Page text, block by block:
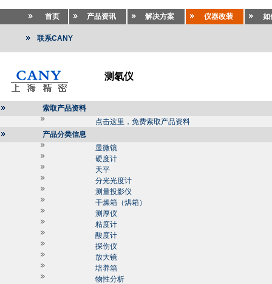
首页 产品资讯 解决方案 仪器改装 如
联系CANY
测氡仪
索取产品资料
点击这里，免费索取产品资料
产品分类信息
显微镜
硬度计
天平
分光光度计
测量投影仪
干燥箱（烘箱）
测厚仪
粘度计
酸度计
探伤仪
放大镜
培养箱
物性分析